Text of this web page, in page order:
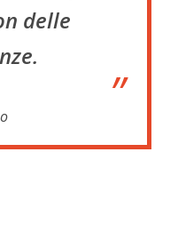
delle
”